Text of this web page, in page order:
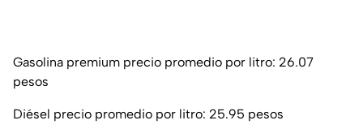
Gasolina premium precio promedio por litro: 26.07
pesos
Diésel precio promedio por litro: 25.95 pesos